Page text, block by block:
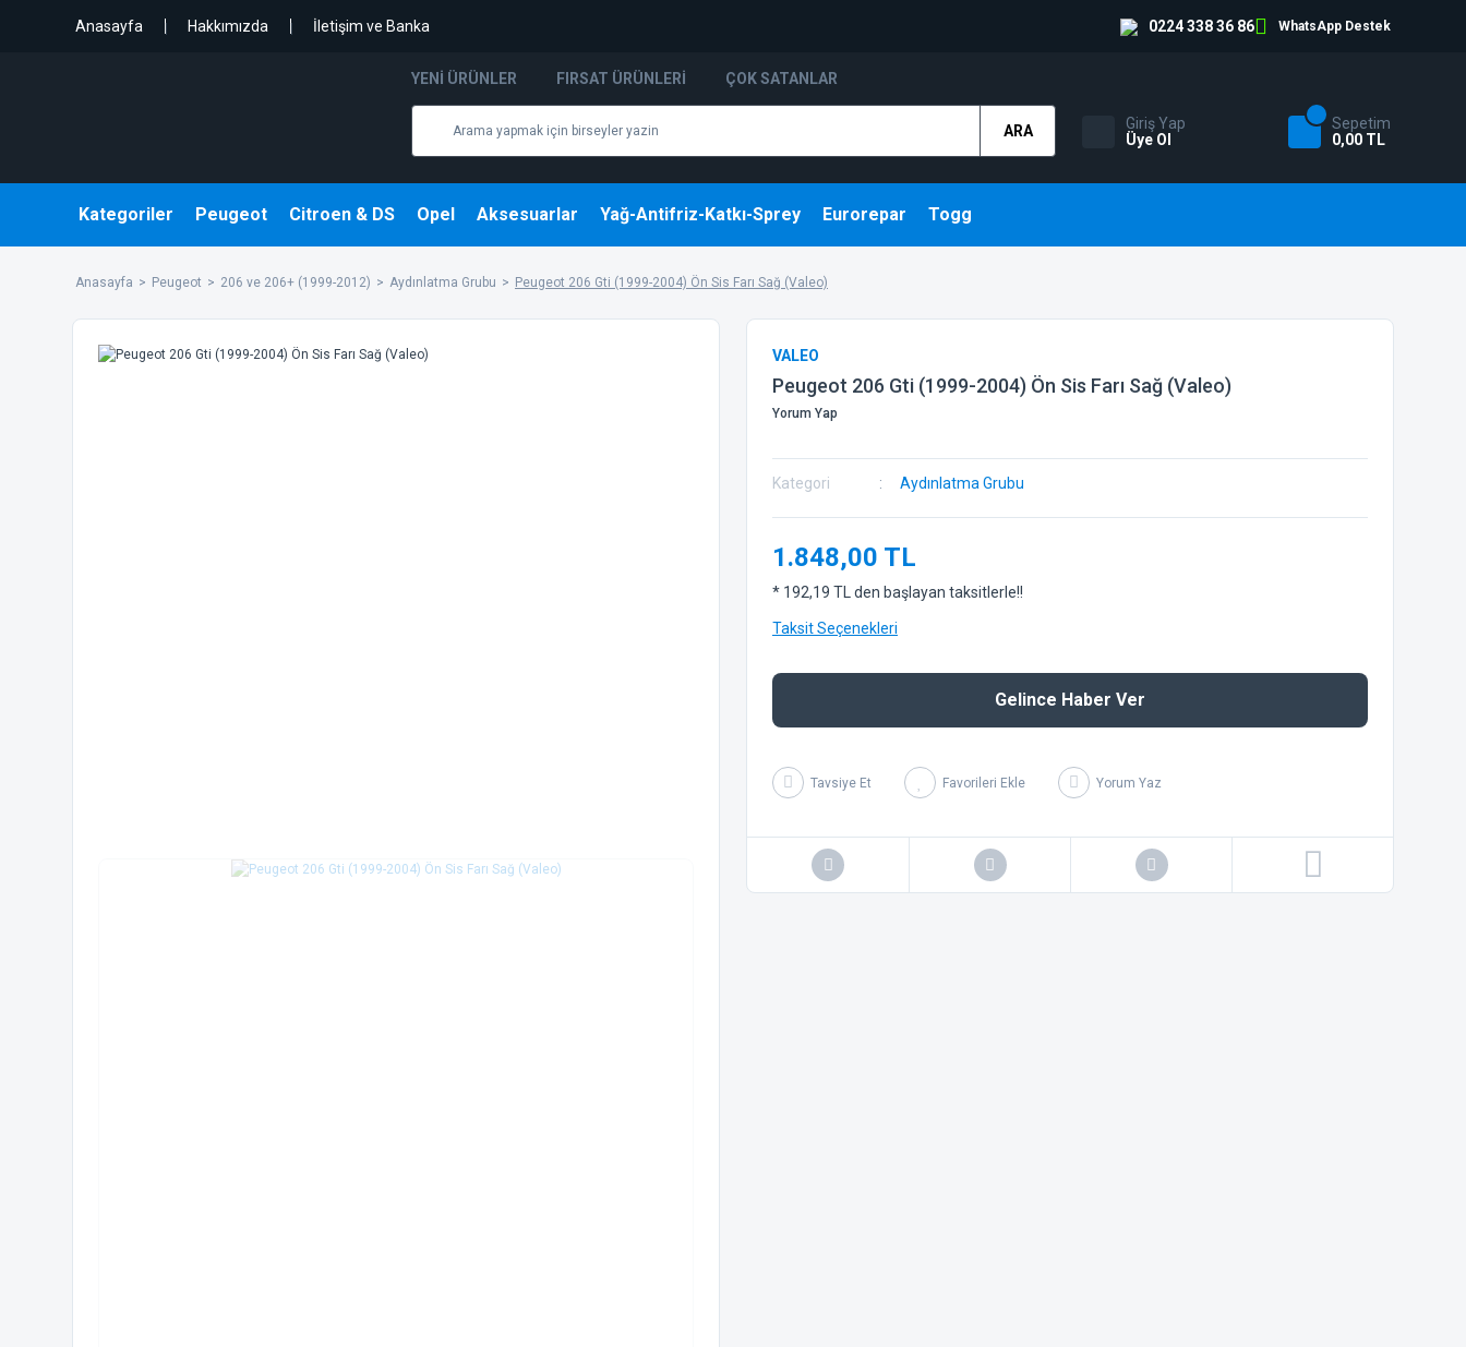
Anasayfa Hakkımızda İletişim ve Banka 0224 338 36 86 WhatsApp Destek
YENI ÜRÜNLER FIRSAT ÜRÜNLERI ÇOK SATANLAR
ARA
Giriş Yap
Üye Ol
Sepetim
0,00 TL
Kategoriler Peugeot Citroen & DS Opel Aksesuarlar Yağ-Antifriz-Katkı-Sprey Eurorepar Togg
Anasayfa Peugeot 206 ve 206+ (1999-2012) Aydınlatma Grubu Peugeot 206 Gti (1999-2004) Ön Sis Farı Sağ (Valeo)
VALEO
Peugeot 206 Gti (1999-2004) Ön Sis Farı Sağ (Valeo)
Yorum Yap
Kategori Aydınlatma Grubu
1.848,00 TL
* 192,19 TL den başlayan taksitlerle!!
Taksit Seçenekleri
Gelince Haber Ver
Tavsiye Et Yorum Yaz